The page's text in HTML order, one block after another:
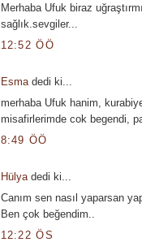
Merhaba Ufuk biraz
sağlık.sevgiler...
12:52 ÖÖ
Esmadedi ki...
merhaba Ufuk hanim,
misafirlerimde cok begendi,
8:49 ÖÖ
Hülyadedi ki...
Canım sen nasıl yaparsan
Ben çok beğendim..
12:22 ÖS